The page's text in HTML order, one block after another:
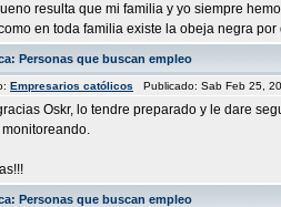
resulta que mi familia y yo siempre
en toda familia existe la obeja negra por
Personas que buscan empleo
Empresarios católicos Publicado: Sab Feb 25,
Oskr, lo tendre preparado y le dare
monitoreando.
Personas que buscan empleo